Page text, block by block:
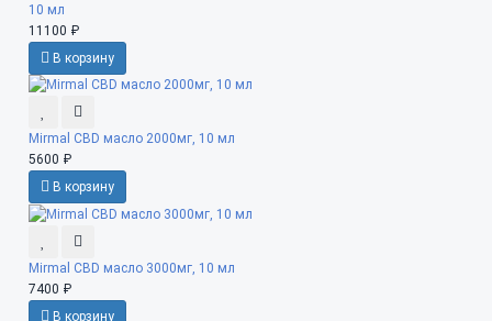
10 мл
11100 ₽
В корзину
Mirmal CBD масло 2000мг, 10 мл
5600 ₽
В корзину
Mirmal CBD масло 3000мг, 10 мл
7400 ₽
В корзину